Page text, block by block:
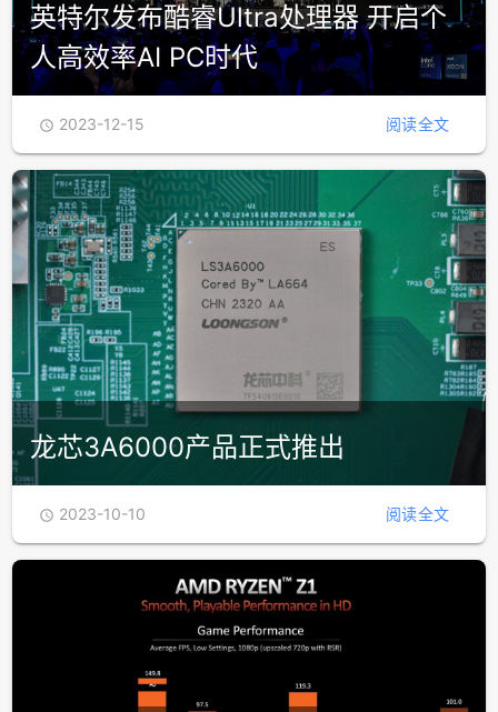
英特尔发布酷睿Ultra处理器 开启个
人高效率AI PC时代
 2023-12-15 阅读全文
龙芯3A6000产品正式推出
 2023-10-10 阅读全文